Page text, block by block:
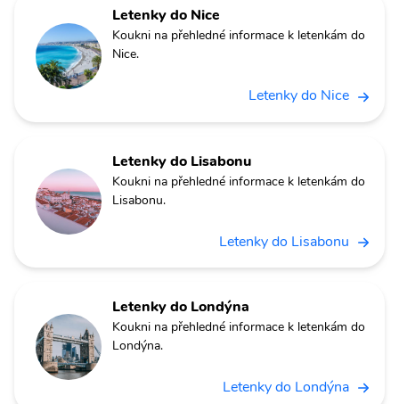
Letenky do Nice
Koukni na přehledné informace k letenkám do
Nice.
Letenky do Nice
Letenky do Lisabonu
Koukni na přehledné informace k letenkám do
Lisabonu.
Letenky do Lisabonu
Letenky do Londýna
Koukni na přehledné informace k letenkám do
Londýna.
Letenky do Londýna